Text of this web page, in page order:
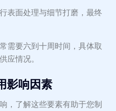
表面处理与细节打磨，最终
需要六到十周时间，具体取
应情况。
影响因素
，了解这些要素有助于您制